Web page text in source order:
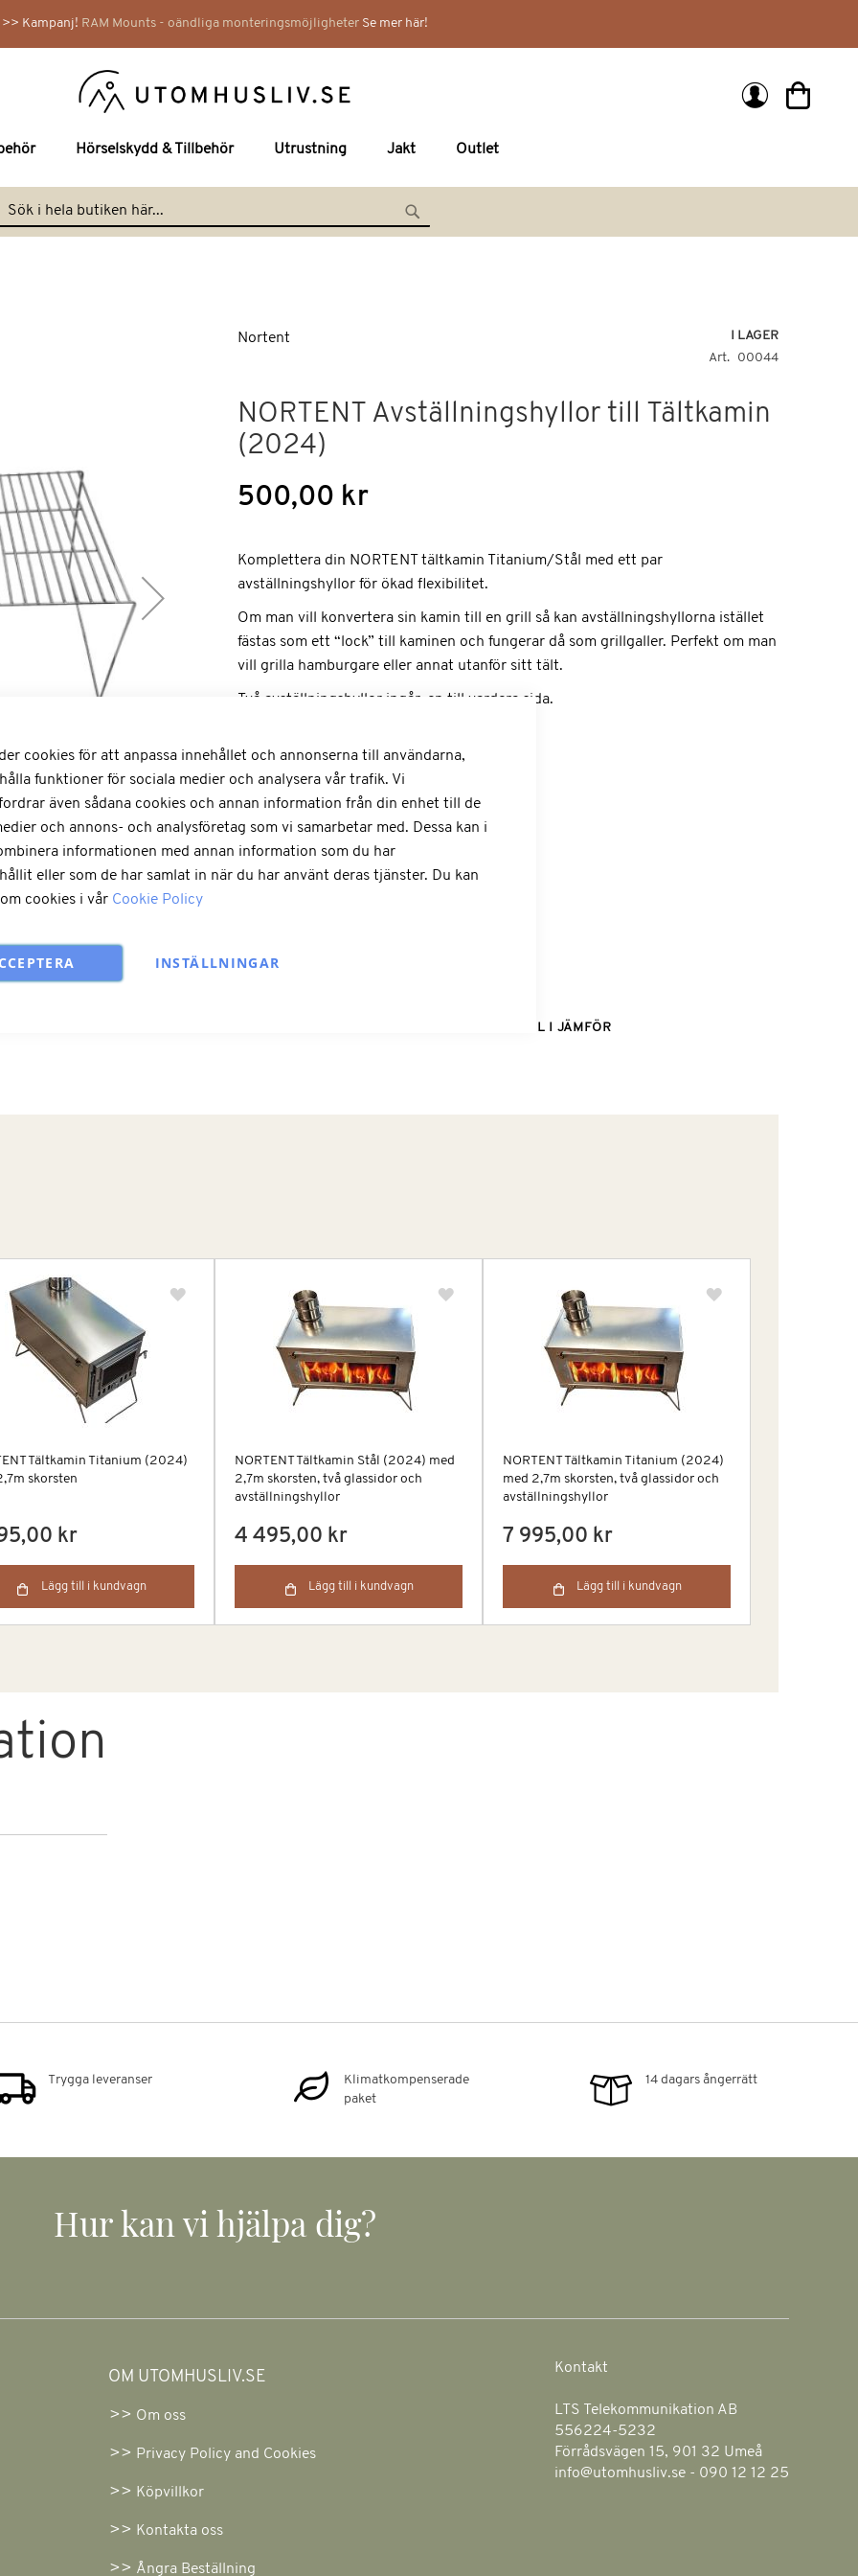
>> Kampanj! RAM Mounts - oändliga monteringsmöjligheter Se mer här!
Hörselskydd & Tillbehör Utrustning Jakt Outlet
Min
till
Search Search
I LAGER
Art
00044
Nortent
NORTENT Avställningshyllor till Tältkamin
(2024)
500,00 kr
Komplettera din NORTENT tältkamin Titanium/Stål med ett par
avställningshyllor för ökad flexibilitet.
Om man vill konvertera sin kamin till en grill så kan avställningshyllorna istället
fästas som ett “lock” till kaminen och fungerar då som grillgaller. Perfekt om man
vill grilla hamburgare eller annat utanför sitt tält.
Två avställningshyllor ingår, en till vardera sida.
Antal
LÄGG TILL I JÄMFÖR
Tältkamin Titanium (2024)
skorsten
kr
Lägg till i kundvagn
NORTENT Tältkamin Stål (2024) med
2,7m skorsten, två glassidor och
avställningshyllor
4 495,00 kr
Lägg till i kundvagn
NORTENT Tältkamin Titanium (2024)
med 2,7m skorsten, två glassidor och
avställningshyllor
7 995,00 kr
Lägg till i kundvagn
Trygga leveranser
Klimatkompenserade
paket
14 dagars ångerrätt
Hur kan vi hjälpa dig?
OM UTOMHUSLIV.SE
Om oss
Privacy Policy and Cookies
Köpvillkor
Kontakta oss
Ångra Beställning
Kontakt
LTS Telekommunikation AB
556224-5232
Förrådsvägen 15, 901 32 Umeå
info@utomhusliv.se - 090 12 12 25
cookies för att anpassa innehållet och annonserna till användarna,
funktioner för sociala medier och analysera vår trafik. Vi
även sådana cookies och annan information från din enhet till de
och annons- och analysföretag som vi samarbetar med. Dessa kan i
informationen med annan information som du har
eller som de har samlat in när du har använt deras tjänster. Du kan
om cookies i vår Cookie Policy
INSTÄLLNINGAR